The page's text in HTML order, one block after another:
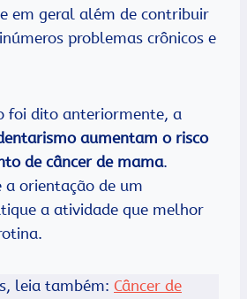
em geral além de contribuir
problemas crônicos e
foi dito anteriormente, a
aumentam o risco
de câncer de mama.
a orientação de um
a atividade que melhor
leia também: Câncer de